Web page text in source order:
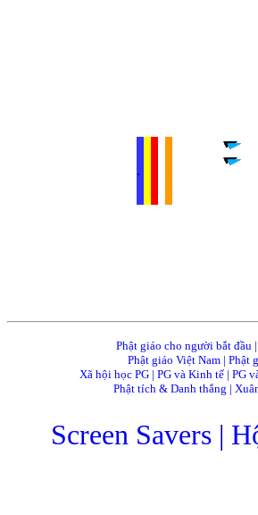
.
Phật giáo cho người bắt đầu |
Phật giáo Việt Nam| Phật
Xã hội học PG| PG và Kinh tế| PG
Phật tích & Danh thắng |
Screen Savers|